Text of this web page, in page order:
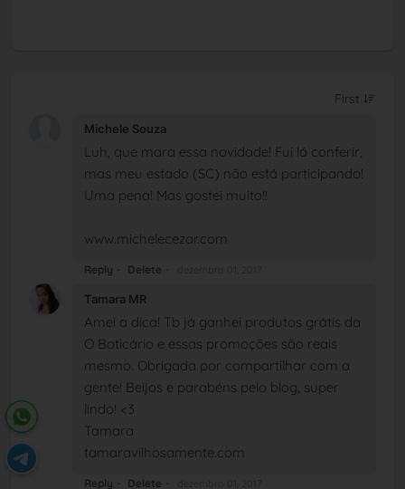
Michele Souza
Luh, que mara essa novidade! Fui lá conferir,
mas meu estado (SC) não está participando!
Uma pena! Mas gostei muito!!
www.michelecezar.com
Reply Delete
Tamara MR
Amei a dica! Tb já ganhei produtos grátis da
O Boticário e essas promoções são reais
mesmo. Obrigada por compartilhar com a
gente! Beijos e parabéns pelo blog, super
lindo! <3
Tamara
tamaravilhosamente.com
Reply Delete